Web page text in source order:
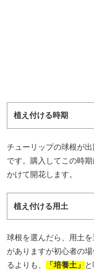
植え付ける時期
チューリップの球根が
です。購入してこの時
かけて開花します。
植え付ける用土
球根を選んだら、用土
がありますが初心者の
るよりも、
「培養土」